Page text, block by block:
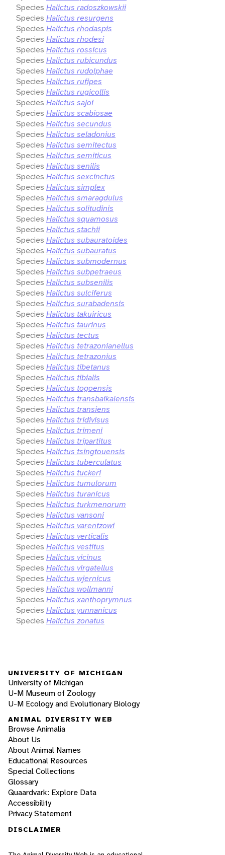
Species Halictus radoszkowskii
Species Halictus resurgens
Species Halictus rhodaspis
Species Halictus rhodesi
Species Halictus rossicus
Species Halictus rubicundus
Species Halictus rudolphae
Species Halictus rufipes
Species Halictus rugicollis
Species Halictus sajoi
Species Halictus scabiosae
Species Halictus secundus
Species Halictus seladonius
Species Halictus semitectus
Species Halictus semiticus
Species Halictus senilis
Species Halictus sexcinctus
Species Halictus simplex
Species Halictus smaragdulus
Species Halictus solitudinis
Species Halictus squamosus
Species Halictus stachii
Species Halictus subauratoides
Species Halictus subauratus
Species Halictus submodernus
Species Halictus subpetraeus
Species Halictus subsenilis
Species Halictus sulciferus
Species Halictus surabadensis
Species Halictus takuiricus
Species Halictus taurinus
Species Halictus tectus
Species Halictus tetrazonianellus
Species Halictus tetrazonius
Species Halictus tibetanus
Species Halictus tibialis
Species Halictus togoensis
Species Halictus transbaikalensis
Species Halictus transiens
Species Halictus tridivisus
Species Halictus trimeni
Species Halictus tripartitus
Species Halictus tsingtouensis
Species Halictus tuberculatus
Species Halictus tuckeri
Species Halictus tumulorum
Species Halictus turanicus
Species Halictus turkmenorum
Species Halictus vansoni
Species Halictus varentzowi
Species Halictus verticalis
Species Halictus vestitus
Species Halictus vicinus
Species Halictus virgatellus
Species Halictus wjernicus
Species Halictus wollmanni
Species Halictus xanthoprymnus
Species Halictus yunnanicus
Species Halictus zonatus
UNIVERSITY OF MICHIGAN
University of Michigan
U-M Museum of Zoology
U-M Ecology and Evolutionary Biology
ANIMAL DIVERSITY WEB
Browse Animalia
About Us
About Animal Names
Educational Resources
Special Collections
Glossary
Quaardvark: Explore Data
Accessibility
Privacy Statement
DISCLAIMER